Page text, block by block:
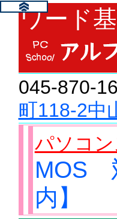
ワード
045-870-
町118-2中
パソコ
MOS
内】